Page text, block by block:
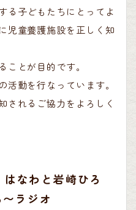
る子どもたちにとってよ
児童養護施設を正しく知
とが目的です。
活動を行なっています。
されるご協力をよろしく
はなわと岩崎ひろ
ラジオ